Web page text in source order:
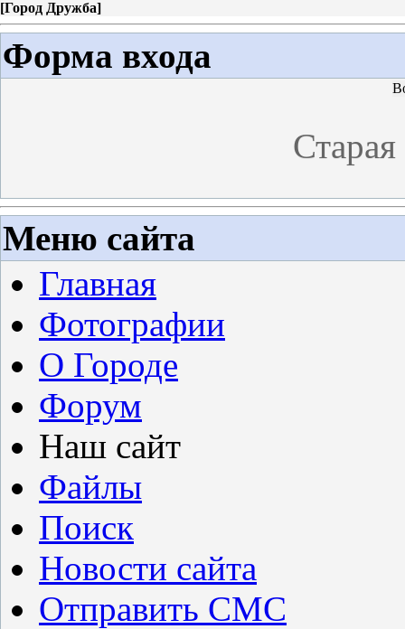
[Город Дружба]
Форма входа
Меню сайта
Главная
Фотографии
О Городе
Форум
Наш сайт
Файлы
Поиск
Новости сайта
Отправить СМС